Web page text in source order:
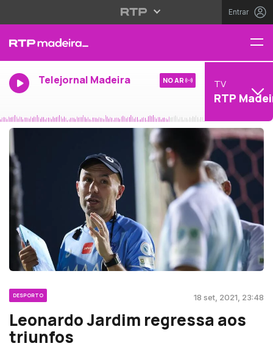
Entrar
Telejornal Madeira NO AR TV
RTP
DESPORTO 18 set, 2021, 23:48
Leonardo Jardim regressa aos
triunfos